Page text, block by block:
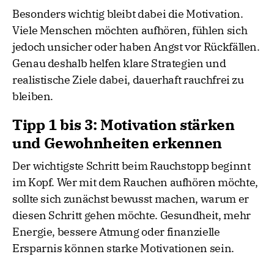
Besonders wichtig bleibt dabei die Motivation.
Viele Menschen möchten aufhören, fühlen sich
jedoch unsicher oder haben Angst vor Rückfällen.
Genau deshalb helfen klare Strategien und
realistische Ziele dabei, dauerhaft rauchfrei zu
bleiben.
Tipp 1 bis 3: Motivation stärken
und Gewohnheiten erkennen
Der wichtigste Schritt beim Rauchstopp beginnt
im Kopf. Wer mit dem Rauchen aufhören möchte,
sollte sich zunächst bewusst machen, warum er
diesen Schritt gehen möchte. Gesundheit, mehr
Energie, bessere Atmung oder finanzielle
Ersparnis können starke Motivationen sein.